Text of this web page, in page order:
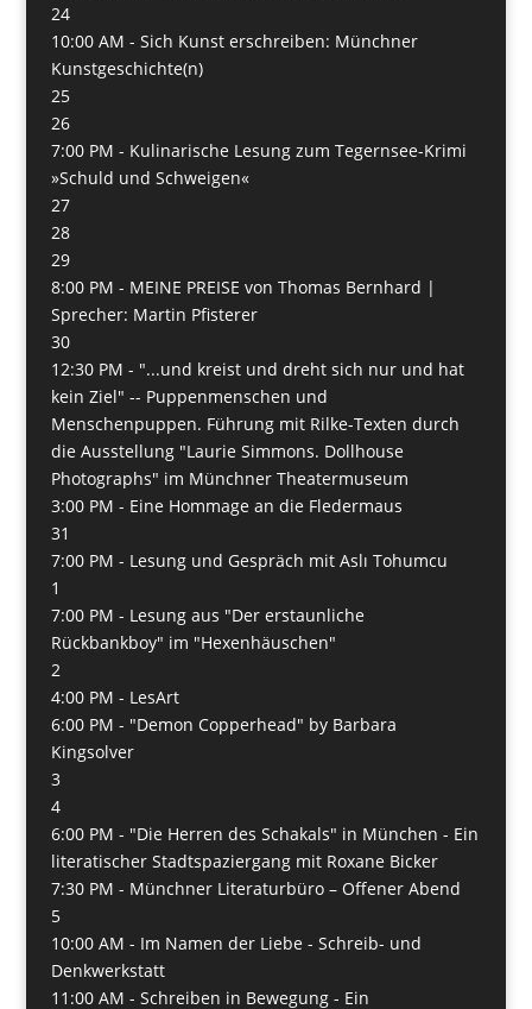
24
10:00 AM - Sich Kunst erschreiben: Münchner
Kunstgeschichte(n)
25
26
7:00 PM - Kulinarische Lesung zum Tegernsee-Krimi
»Schuld und Schweigen«
27
28
29
8:00 PM - MEINE PREISE von Thomas Bernhard |
Sprecher: Martin Pfisterer
30
12:30 PM - "...und kreist und dreht sich nur und hat
kein Ziel" -- Puppenmenschen und
Menschenpuppen. Führung mit Rilke-Texten durch
die Ausstellung "Laurie Simmons. Dollhouse
Photographs" im Münchner Theatermuseum
3:00 PM - Eine Hommage an die Fledermaus
31
7:00 PM - Lesung und Gespräch mit Aslı Tohumcu
1
7:00 PM - Lesung aus "Der erstaunliche
Rückbankboy" im "Hexenhäuschen"
2
4:00 PM - LesArt
6:00 PM - "Demon Copperhead" by Barbara
Kingsolver
3
4
6:00 PM - "Die Herren des Schakals" in München - Ein
literatischer Stadtspaziergang mit Roxane Bicker
7:30 PM - Münchner Literaturbüro – Offener Abend
5
10:00 AM - Im Namen der Liebe - Schreib- und
Denkwerkstatt
11:00 AM - Schreiben in Bewegung - Ein